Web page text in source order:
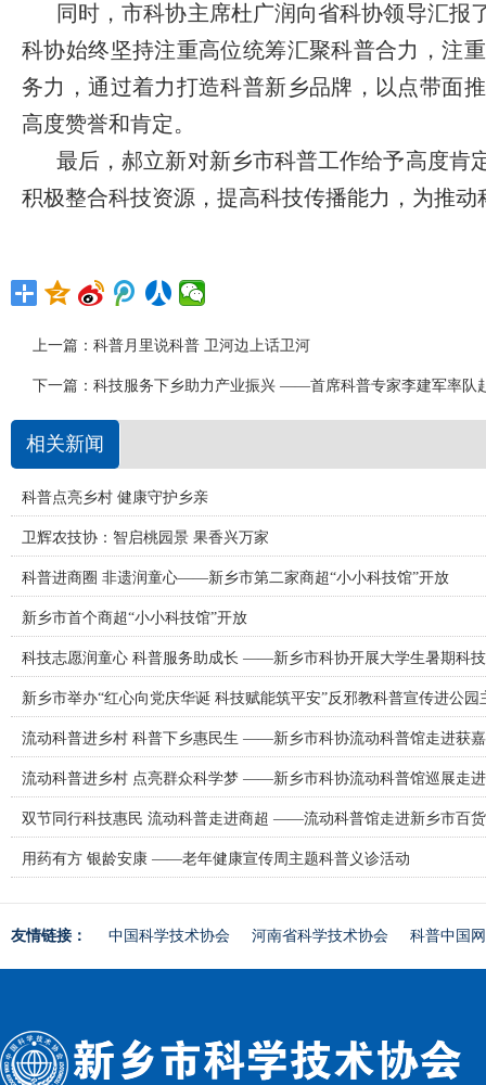
同时，市科协主席杜广润向省科协领导汇
科协始终坚持注重高位统筹汇聚科普合力，注
务力，通过着力打造科普新乡品牌，以点带面
高度赞誉和肯定。
最后，郝立新对新乡市科普工作给予高度肯
积极整合科技资源，提高科技传播能力，为推
上一篇： 科普月里说科普 卫河边上话卫河
下一篇： 科技服务下乡助力产业振兴 ——首席科普专家李建军率队
相关新闻
科普点亮乡村 健康守护乡亲
卫辉农技协：智启桃园景 果香兴万家
科普进商圈 非遗润童心——新乡市第二家商超“小小科技馆”开放
新乡市首个商超“小小科技馆”开放
科技志愿润童心 科普服务助成长 ——新乡市科协开展大学生暑期科
新乡市举办“红心向党庆华诞 科技赋能筑平安”反邪教科普宣传进公园
流动科普进乡村 科普下乡惠民生 ——新乡市科协流动科普馆走进获
流动科普进乡村 点亮群众科学梦 ——新乡市科协流动科普馆巡展走
双节同行科技惠民 流动科普走进商超 ——流动科普馆走进新乡市百
用药有方 银龄安康 ——老年健康宣传周主题科普义诊活动
友情链接： 中国科学技术协会 河南省科学技术协会 科普中国网